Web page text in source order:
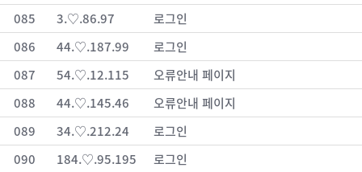
085
3.♡.86.97
로그인
086
44.♡.187.99
로그인
087
54.♡.12.115
오류안내 페이지
088
44.♡.145.46
오류안내 페이지
089
34.♡.212.24
로그인
090
184.♡.95.195
로그인